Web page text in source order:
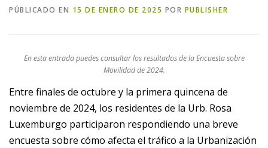
PÚBLICADO EN 15 DE ENERO DE 2025 POR PUBLISHER
En esta entrada puedes consultar los resultados de la Encuesta sobre
Movilidad de 2024.
Entre finales de octubre y la primera quincena de
noviembre de 2024, los residentes de la Urb. Rosa
Luxemburgo participaron respondiendo una breve
encuesta sobre cómo afecta el tráfico a la Urbanización